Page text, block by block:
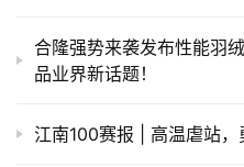
合隆强势来袭发布性能羽
品业界新话题！
江南100赛报 | 高温虐站，